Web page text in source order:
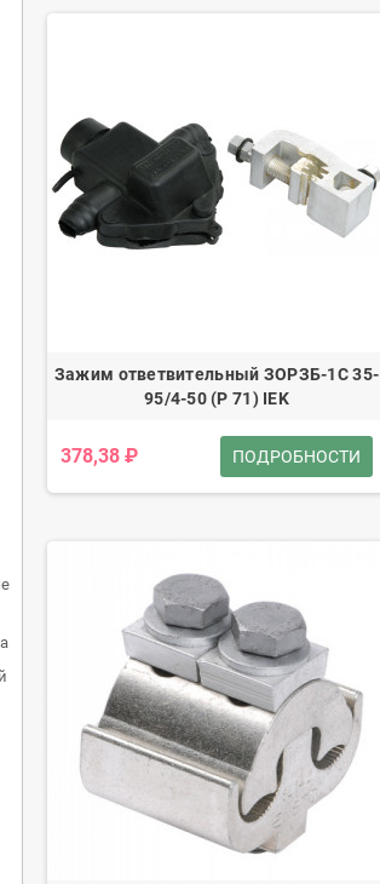
Зажим ответвительный ЗОРЗБ-1С 35-
95/4-50 (Р 71) IEK
378,38 ₽ ПОДРОБНОСТИ